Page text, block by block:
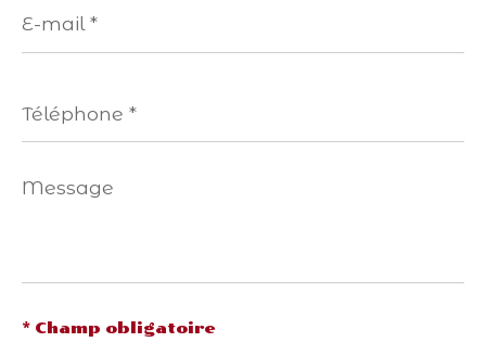
mail
*
Message
*
* Champ obligatoire